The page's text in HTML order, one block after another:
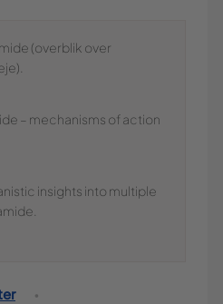
(overblik over
– mechanisms of action
insights into multiple
•